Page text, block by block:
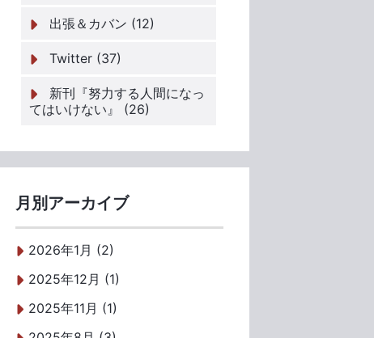
出張＆カバン (12)
Twitter (37)
新刊『努力する人間になっ
てはいけない』 (26)
月別アーカイブ
2026年1月 (2)
2025年12月 (1)
2025年11月 (1)